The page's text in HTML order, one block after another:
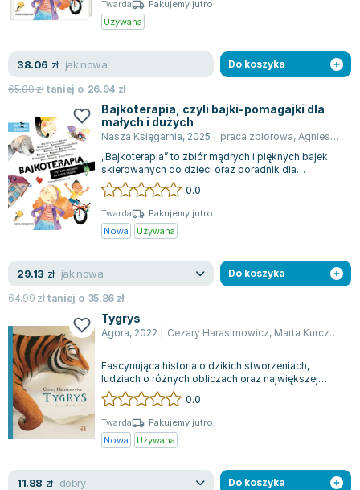
Twarda
Pakujemy jutro
Używana
38.06 zł jak nowa
65.00złtaniej o 26.94 zł
Do koszyka
Bajkoterapia, czyli bajki-pomagajki dla
małych i dużych
Nasza Księgarnia, 2025 praca zbiorowa, Agnieszka Tyszka
„Bajkoterapia” to zbiór mądrych i pięknych bajek
skierowanych do dzieci oraz poradnik dla
rodziców. Stanowi doskonały sposób na ws...
0.0
Twarda
Pakujemy jutro
Nowa
Używana
29.13 zł jak nowa
64.99złtaniej o 35.86 zł
Do koszyka
Tygrys
Agora, 2022 Cezary Harasimowicz, Marta Kurczewska
Fascynująca historia o dzikich stworzeniach,
ludziach o różnych obliczach oraz największej
wartości - wolności.Tigre to główny boh...
0.0
Twarda
Pakujemy jutro
Nowa
Używana
11.88 zł dobry Do koszyka